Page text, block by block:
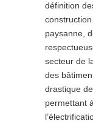
définition
paysanne,
secteur de
des
drastique
permettant